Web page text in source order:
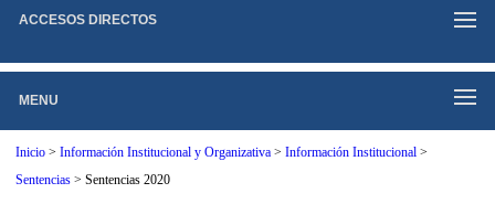
ACCESOS DIRECTOS
MENU
Inicio >Información Institucional y Organizativa >Información Institucional >
Sentencias >Sentencias 2020